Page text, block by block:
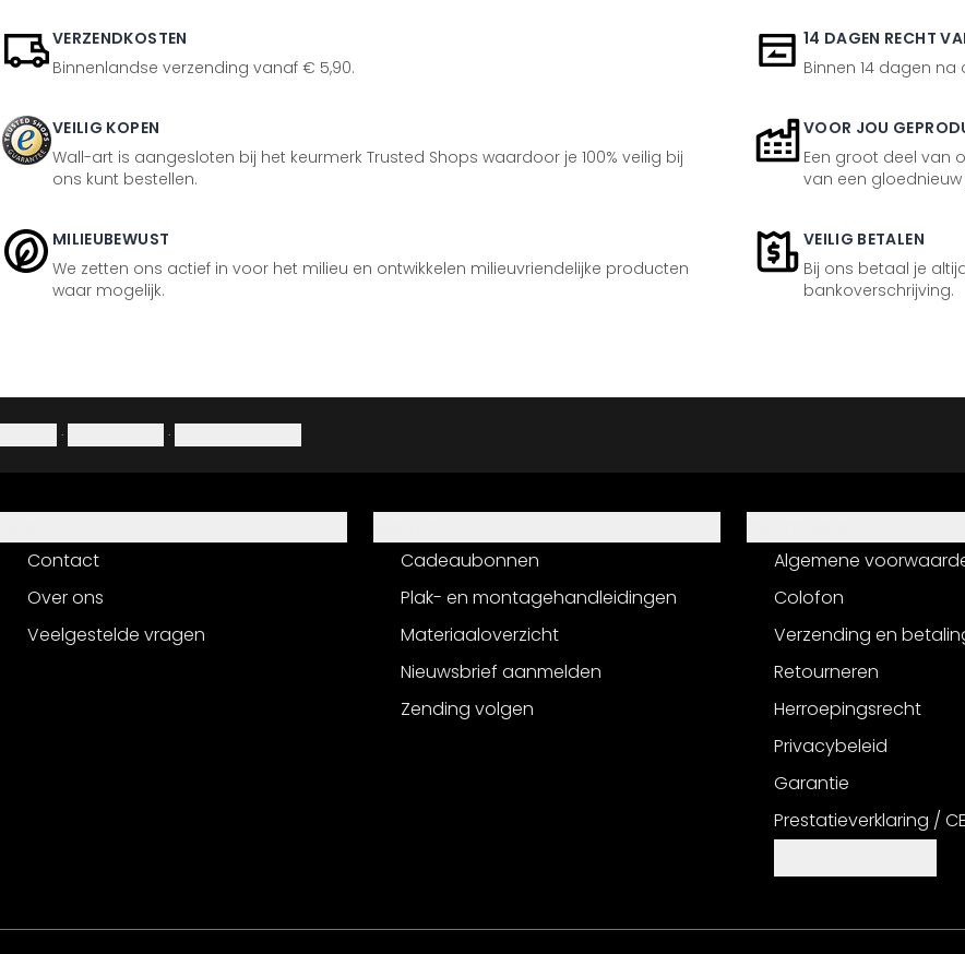
VERZENDKOSTEN
Binnenlandse verzending vanaf € 5,90.
14 DAGEN RECHT
Binnen 14 dagen
VEILIG KOPEN
Wall-art is aangesloten bij het keurmerk Trusted Shops waardoor je 100% veilig bij
ons kunt bestellen.
VOOR JOU
Een groot deel van
van een
MILIEUBEWUST
We zetten ons actief in voor het milieu en ontwikkelen milieuvriendelijke producten
waar mogelijk.
VEILIG BETALEN
Bij ons betaal je
bankoverschrijving.
· ·
Contact
Over ons
Veelgestelde vragen
Cadeaubonnen
Plak- en montagehandleidingen
Materiaaloverzicht
Nieuwsbrief aanmelden
Zending volgen
Algemene
Colofon
Verzending en
Retourneren
Herroepingsrecht
Privacybeleid
Garantie
Prestatieverklaring /